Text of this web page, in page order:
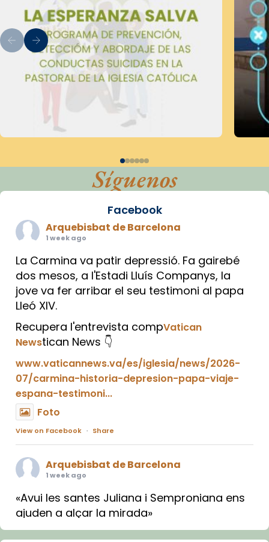
Síguenos
Facebook
Arquebisbat de Barcelona
1 week ago
La Carmina va patir depressió. Fa gairebé
dos mesos, a l'Estadi Lluís Companys, la
jove va fer arribar el seu testimoni al papa
Lleó XIV.
Recupera l'entrevista compVatican
Newstican News 👇
www.vaticannews.va/es/iglesia/news/2026-
07/carmina-historia-depresion-papa-viaje-
espana-testimoni...
Foto
View on Facebook · Share
Arquebisbat de Barcelona
1 week ago
«Avui les santes Juliana i Semproniana ens
ajuden a alçar la mirada»
Mons. Sergi Gordo, bisbe de Tortosa, ha